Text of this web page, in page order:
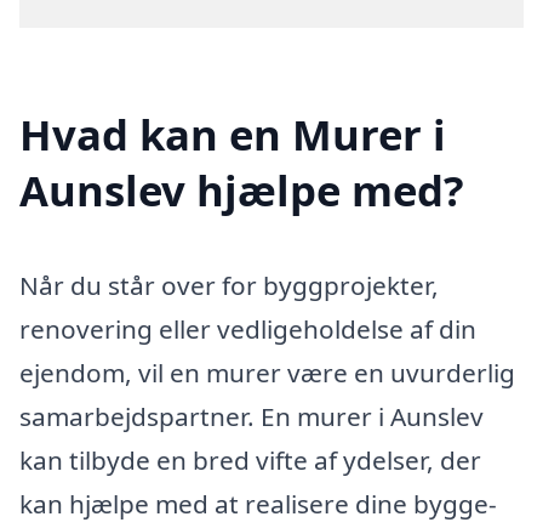
Hvad kan en Murer i
Aunslev hjælpe med?
Når du står over for byggprojekter,
renovering eller vedligeholdelse af din
ejendom, vil en murer være en uvurderlig
samarbejdspartner. En murer i Aunslev
kan tilbyde en bred vifte af ydelser, der
kan hjælpe med at realisere dine bygge-